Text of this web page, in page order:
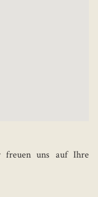
freuen uns auf Ihre